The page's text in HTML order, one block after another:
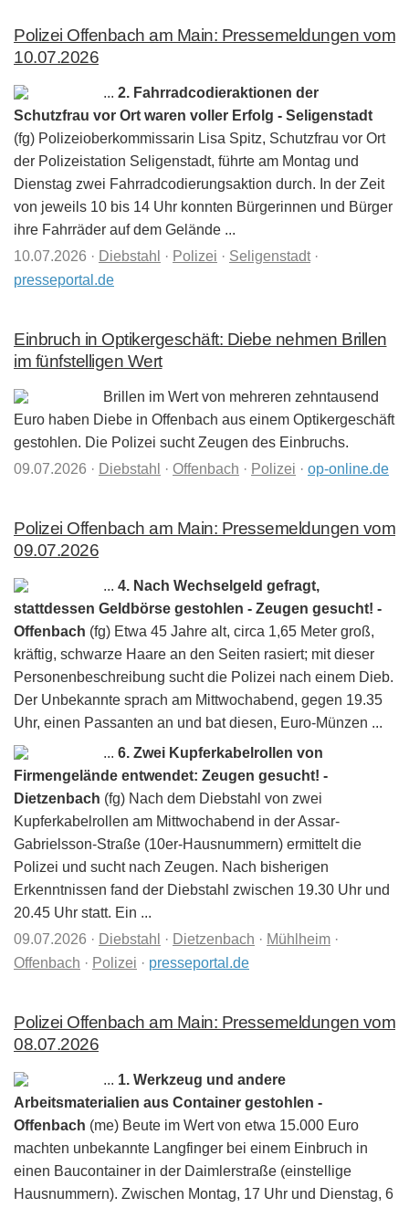
Polizei Offenbach am Main: Pressemeldungen vom
10.07.2026
... 2. Fahrradcodieraktionen der
Schutzfrau vor Ort waren voller Erfolg - Seligenstadt
(fg) Polizeioberkommissarin Lisa Spitz, Schutzfrau vor Ort
der Polizeistation Seligenstadt, führte am Montag und
Dienstag zwei Fahrradcodierungsaktion durch. In der Zeit
von jeweils 10 bis 14 Uhr konnten Bürgerinnen und Bürger
ihre Fahrräder auf dem Gelände ...
10.07.2026 · Diebstahl · Polizei · Seligenstadt·
presseportal.de
Einbruch in Optikergeschäft: Diebe nehmen Brillen
im fünfstelligen Wert
Brillen im Wert von mehreren zehntausend
Euro haben Diebe in Offenbach aus einem Optikergeschäft
gestohlen. Die Polizei sucht Zeugen des Einbruchs.
09.07.2026 · Diebstahl · Offenbach · Polizei · op-online.de
Polizei Offenbach am Main: Pressemeldungen vom
09.07.2026
... 4. Nach Wechselgeld gefragt,
stattdessen Geldbörse gestohlen - Zeugen gesucht! -
Offenbach (fg) Etwa 45 Jahre alt, circa 1,65 Meter groß,
kräftig, schwarze Haare an den Seiten rasiert; mit dieser
Personenbeschreibung sucht die Polizei nach einem Dieb.
Der Unbekannte sprach am Mittwochabend, gegen 19.35
Uhr, einen Passanten an und bat diesen, Euro-Münzen ...
... 6. Zwei Kupferkabelrollen von
Firmengelände entwendet: Zeugen gesucht! -
Dietzenbach (fg) Nach dem Diebstahl von zwei
Kupferkabelrollen am Mittwochabend in der Assar-
Gabrielsson-Straße (10er-Hausnummern) ermittelt die
Polizei und sucht nach Zeugen. Nach bisherigen
Erkenntnissen fand der Diebstahl zwischen 19.30 Uhr und
20.45 Uhr statt. Ein ...
09.07.2026 · Diebstahl · Dietzenbach · Mühlheim ·
Offenbach · Polizei · presseportal.de
Polizei Offenbach am Main: Pressemeldungen vom
08.07.2026
... 1. Werkzeug und andere
Arbeitsmaterialien aus Container gestohlen -
Offenbach (me) Beute im Wert von etwa 15.000 Euro
machten unbekannte Langfinger bei einem Einbruch in
einen Baucontainer in der Daimlerstraße (einstellige
Hausnummern). Zwischen Montag, 17 Uhr und Dienstag, 6